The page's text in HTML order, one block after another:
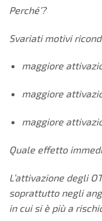
Perché’?
Svariati motivi
maggiore
maggiore
maggiore
Quale effetto
L’attivazione degli
soprattutto negli
in cui si è più a